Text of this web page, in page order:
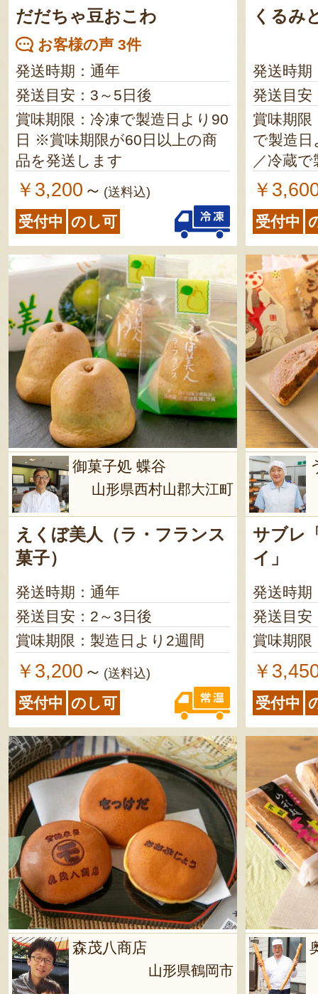
が2ヶ月以上の商品を発送しま
す 白い森の黒いわらびもち
（手作りキット）／製造日より
3ヶ月 ※賞味期限が2ヶ月以上
の商品を発送します くろもじ
茶／製造日より1年 ※賞味期限
が2ヶ月以上の商品を発送しま
す
だだちゃ豆おこわ
お客様の声 3件
発送時期：通年
発送目安：3～5日後
賞味期限：冷凍で製造日より90
日 ※賞味期限が60日以上の商
品を発送します
￥3,200 ～ (送料込)
受付中 のし可
くるみ
発送時期
発送目安
賞味期
で製造日より
／冷蔵
￥
受付中
御菓子処 蝶谷
山形県西村山郡大江町
えくぼ美人（ラ・フランス
菓子）
発送時期：通年
発送目安：2～3日後
賞味期限：製造日より2週間
￥3,200 ～ (送料込)
受付中 のし可
サブレ
イ」
発送時期
発送目安
賞味期限
￥
受付中
森茂八商店
山形県鶴岡市